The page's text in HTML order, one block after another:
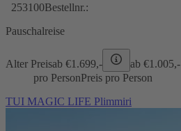
253100Bestellnr.:
Pauschalreise
Alter Preisab €1.699,- ab €1.005,-
pro PersonPreis pro Person
TUI MAGIC LIFE Plimmiri